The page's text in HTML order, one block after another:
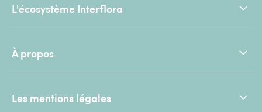
L'écosystème Interflora
À propos
Les mentions légales